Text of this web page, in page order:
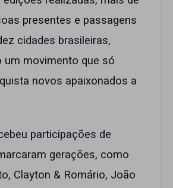
presentes e passagens
cidades brasileiras,
um movimento que só
novos apaixonados a
participações de
gerações, como
Clayton & Romário, João